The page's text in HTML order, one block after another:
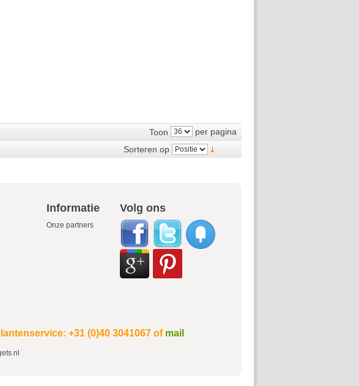
Toon
per pagina
Sorteren op
Informatie Volg ons
Onze partners
+31 (0)40 3041067 of mail